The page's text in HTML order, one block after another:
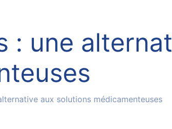
: une
aux solutions médicamenteuses